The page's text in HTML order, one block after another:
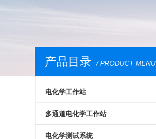
产品目录 / PRODUCT MENU
电化学工作站
多通道电化学工作站
高精度电化学工作站
多通道电化学工作站
美国普林斯顿多通道电化学工作站
电化学测试系统